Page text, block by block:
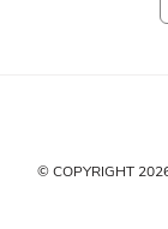
© COPYRIGHT